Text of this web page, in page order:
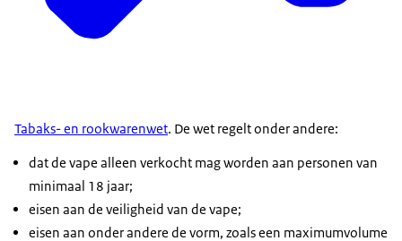
Tabaks- en rookwarenwet. De wet regelt onder andere:
dat de vape alleen verkocht mag worden aan personen van
minimaal 18 jaar;
eisen aan de veiligheid van de vape;
eisen aan onder andere de vorm, zoals een maximumvolume